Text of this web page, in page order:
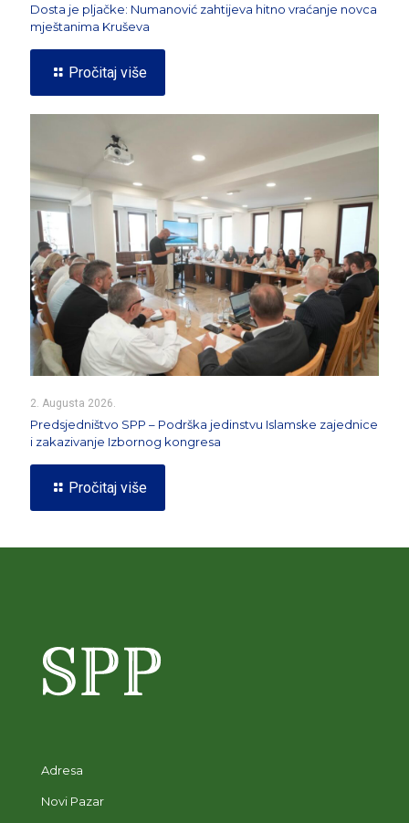
Dosta je pljačke: Numanović zahtijeva hitno vraćanje novca
mještanima Kruševa
Pročitaj više
2. Augusta 2026.
Predsjedništvo SPP – Podrška jedinstvu Islamske zajednice
i zakazivanje Izbornog kongresa
Pročitaj više
Adresa
Novi Pazar